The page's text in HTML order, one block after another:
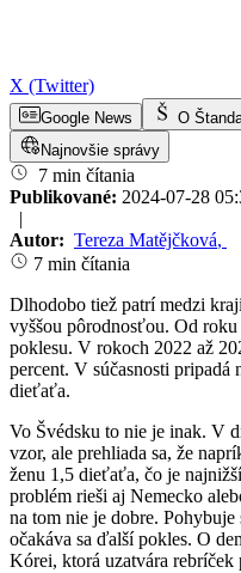
X (Twitter)
Google News O
Najnovšie správy
7 min čítania
Publikované: 2024-07-28
|
Autor: Tereza Matějčková,
7 min čítania
Dlhodobo tiež patrí medzi
vyššou pôrodnosťou. Od
poklesu. V rokoch 2022 až
percent. V súčasnosti pripadá
dieťaťa.
Vo Švédsku to nie je inak. V
vzor, ale prehliada sa, že
ženu 1,5 dieťaťa, čo je
problém rieši aj Nemecko
na tom nie je dobre.
očakáva sa ďalší pokles. O
Kórei, ktorá uzatvára